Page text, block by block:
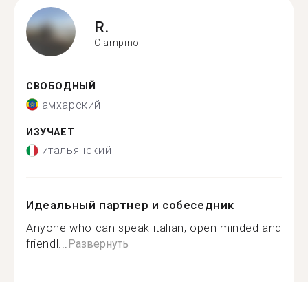
R.
Ciampino
СВОБОДНЫЙ
амхарский
ИЗУЧАЕТ
итальянский
Идеальный партнер и собеседник
Anyone who can speak italian, open minded and
friendl...Развернуть